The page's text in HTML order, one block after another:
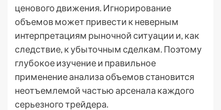
ценового движения. Игнорирование
объемов может привести к неверным
интерпретациям рыночной ситуации и, как
следствие, к убыточным сделкам. Поэтому
глубокое изучение и правильное
применение анализа объемов становится
неотъемлемой частью арсенала каждого
серьезного трейдера.